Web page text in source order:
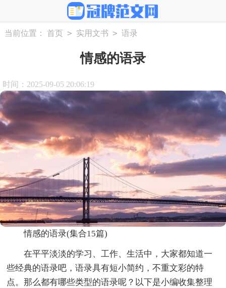
当前位置： 首页 > 实用文书 > 语录
情感的语录
时间：2025-09-05 20:06:19
情感的语录(集合15篇)
在平平淡淡的学习、工作、生活中，大家都知道一
些经典的语录吧，语录具有短小简约，不重文彩的特
点。那么都有哪些类型的语录呢？以下是小编收集整理